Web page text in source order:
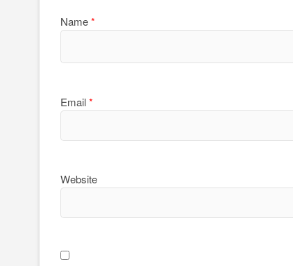
Name*
Email*
Website